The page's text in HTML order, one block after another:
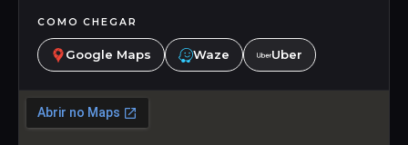
COMO CHEGAR
Google Maps Waze Uber